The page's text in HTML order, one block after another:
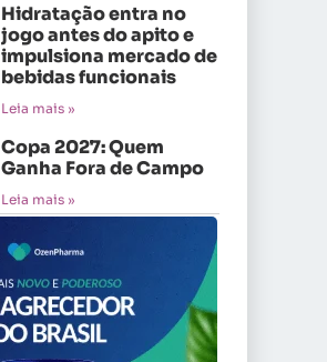
Hidratação entra no
jogo antes do apito e
impulsiona mercado de
bebidas funcionais
Leia mais »
Copa 2027: Quem
Ganha Fora de Campo
Leia mais »